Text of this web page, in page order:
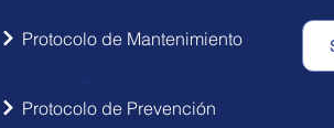
Protocolo de Mantenimiento
Protocolo de Prevención